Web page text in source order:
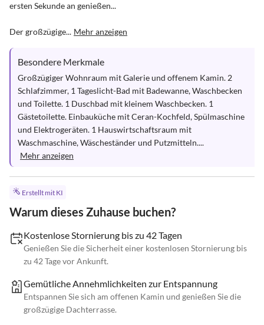
ersten Sekunde an genießen...
Der großzügige... Mehr anzeigen
Besondere Merkmale
Großzügiger Wohnraum mit Galerie und offenem Kamin. 2
Schlafzimmer, 1 Tageslicht-Bad mit Badewanne, Waschbecken
und Toilette. 1 Duschbad mit kleinem Waschbecken. 1
Gästetoilette. Einbauküche mit Ceran-Kochfeld, Spülmaschine
und Elektrogeräten. 1 Hauswirtschaftsraum mit
Waschmaschine, Wäscheständer und Putzmitteln....
Mehr anzeigen
Erstellt mit KI
Warum dieses Zuhause buchen?
Kostenlose Stornierung bis zu 42 Tagen
Genießen Sie die Sicherheit einer kostenlosen Stornierung bis
zu 42 Tage vor Ankunft.
Gemütliche Annehmlichkeiten zur Entspannung
Entspannen Sie sich am offenen Kamin und genießen Sie die
großzügige Dachterrasse.